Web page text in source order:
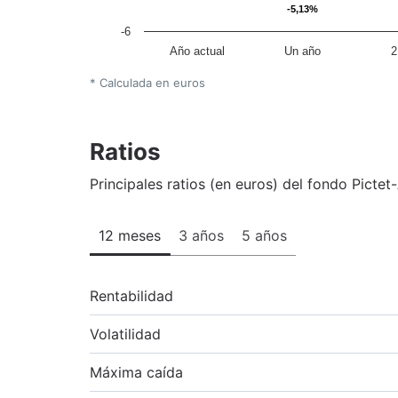
-5,13%
-5,13%
Año actual Un año
-6
* Calculada en euros
Ratios
Principales ratios (en euros) del fondo
12 meses 3 años 5 años
Rentabilidad
Volatilidad
Máxima caída